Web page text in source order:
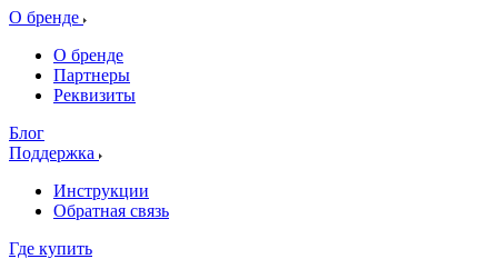
О бренде
О бренде
Партнеры
Реквизиты
Блог
Поддержка
Инструкции
Обратная связь
Где купить